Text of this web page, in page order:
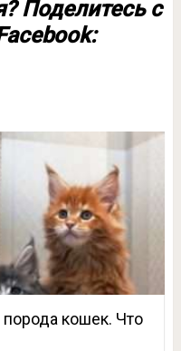
Поделитесь с
кошек. Что